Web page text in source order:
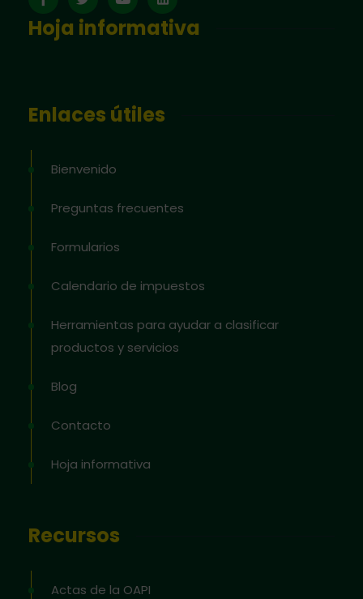
Hoja informativa
Enlaces útiles
Bienvenido
Preguntas frecuentes
Formularios
Calendario de impuestos
Herramientas para ayudar a clasificar
productos y servicios
Blog
Contacto
Hoja informativa
Recursos
Actas de la OAPI